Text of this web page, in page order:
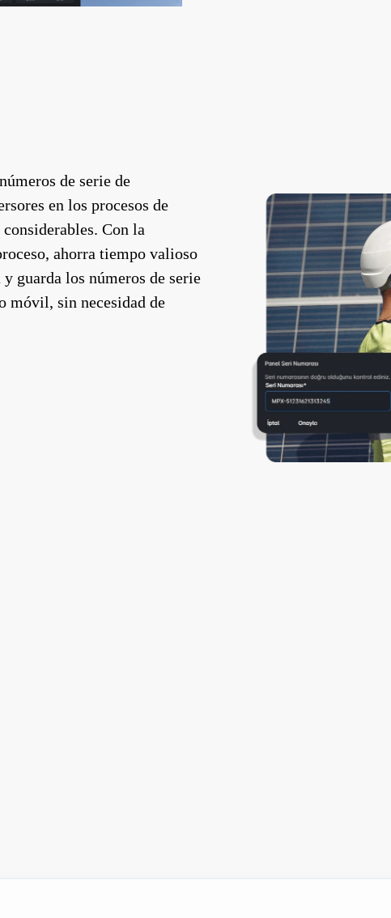
de serie de
en los procesos de
Con la
ahorra tiempo valioso
guarda los números de serie
móvil, sin necesidad de